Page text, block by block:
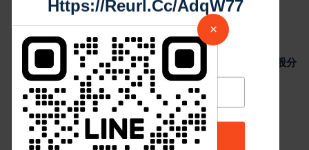
最新消息
台股收盤小跌170點 櫃買跌近2% 電子股分
化、數位雲端與傳產逆勢撐盤
21 Aug 07, 2026
熱門新聞
請加入LINE好友連結
中 華 超 傳 媒
Https://reurl.cc/adqW77
×